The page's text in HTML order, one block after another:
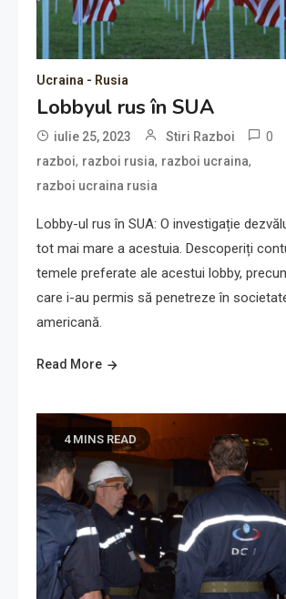
Ucraina - Rusia
Lobbyul rus în SUA
iulie 25, 2023 Stiri Razboi 0
razboi, razboi rusia, razboi ucraina,
razboi ucraina rusia
Lobby-ul rus în SUA: O investigație
tot mai mare a acestuia. Descoperiți
temele preferate ale acestui lobby,
care i-au permis să penetreze în
americană.
Read More
4 MINS READ